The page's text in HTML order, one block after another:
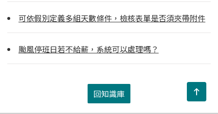
可依假別定義多組天數條件，檢核表單是否須夾帶附件
颱風停班日若不給薪，系統可以處理嗎？
回知識庫